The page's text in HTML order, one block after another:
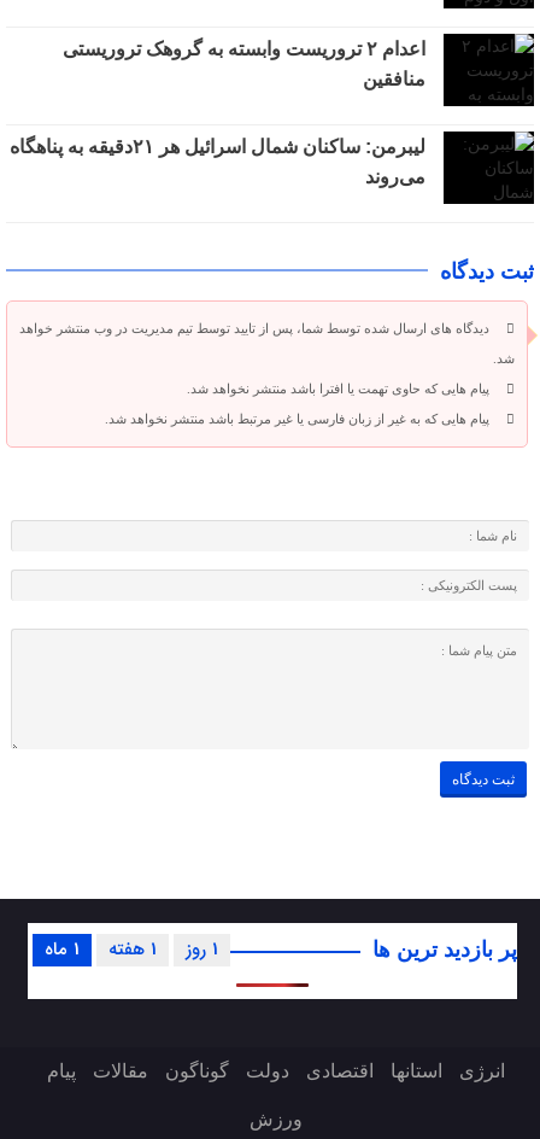
اعدام ۲ تروریست وابسته به گروهک تروریستی
منافقین
لیبرمن: ساکنان شمال اسرائیل هر ۲۱دقیقه به پناهگاه
می‌روند
ثبت دیدگاه
دیدگاه های ارسال شده توسط شما، پس از تایید توسط تیم مدیریت در وب منتشر خواهد
شد.
پیام هایی که حاوی تهمت یا افترا باشد منتشر نخواهد شد.
پیام هایی که به غیر از زبان فارسی یا غیر مرتبط باشد منتشر نخواهد شد.
پر بازدید ترین ها 1 ماه 1 هفته 1 روز
انرژی استانها اقتصادی دولت گوناگون مقالات پیام
ورزش